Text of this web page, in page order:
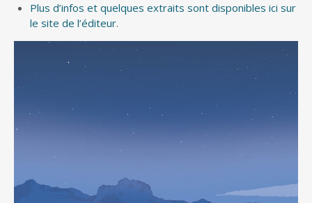
Plus d’infos et quelques extraits sont disponibles ici sur
le site de l’éditeur.